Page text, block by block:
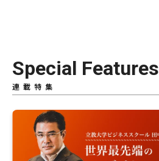
Special Features
連載特集